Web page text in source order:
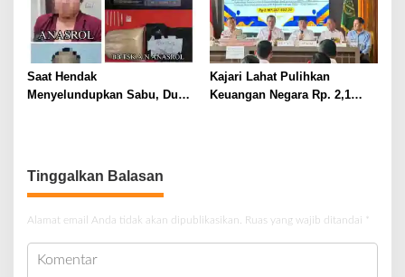
Saat Hendak
Menyelundupkan Sabu, Dua
Kajari Lahat Pulihkan
Keuangan Negara Rp. 2,1
Tinggalkan Balasan
Alamat email Anda tidak akan dipublikasikan. Ruas yang wajib ditandai *